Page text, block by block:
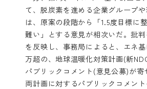
て、脱炭素を進める企業グループ
は、原案の段階から「1.5度目標に
難い」とする意見が相次いだ。批
を反映し、事務局によると、エネ
万超の、地球温暖化対策計画(新
パブリックコメント(意見公募)が寄
両計画に対するパブリックコメント